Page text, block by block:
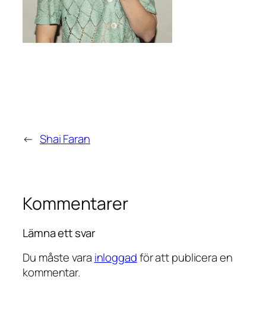
← Shai Faran
Kommentarer
Lämna ett svar
Du måste vara inloggadför att publicera en
kommentar.